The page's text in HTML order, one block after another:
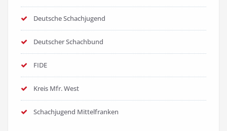
Deutsche Schachjugend
Deutscher Schachbund
FIDE
Kreis Mfr. West
Schachjugend Mittelfranken